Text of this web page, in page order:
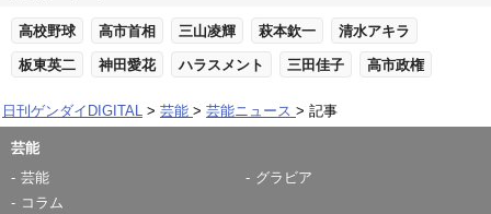
高校野球 高市首相 三山凌輝 萩本欽一 清水アキラ
板東英二 神田愛花 ハラスメント 三田佳子 高市政権
日刊ゲンダイDIGITAL 芸能 芸能ニュース 記事
芸能
芸能
グラビア
コラム